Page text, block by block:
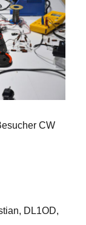
CW
DL1OD,